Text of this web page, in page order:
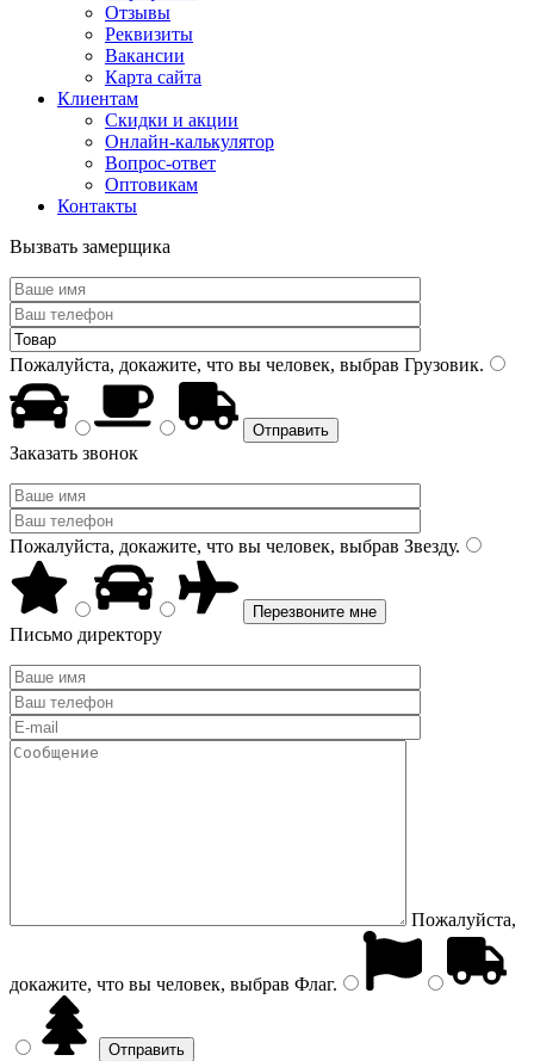
Отзывы
Реквизиты
Вакансии
Карта сайта
Клиентам
Скидки и акции
Онлайн-калькулятор
Вопрос-ответ
Оптовикам
Контакты
Вызвать замерщика
Пожалуйста, докажите, что вы человек, выбрав Грузовик.
Заказать звонок
Пожалуйста, докажите, что вы человек, выбрав Звезду.
Письмо директору
Пожалуйста,
докажите, что вы человек, выбрав Флаг.